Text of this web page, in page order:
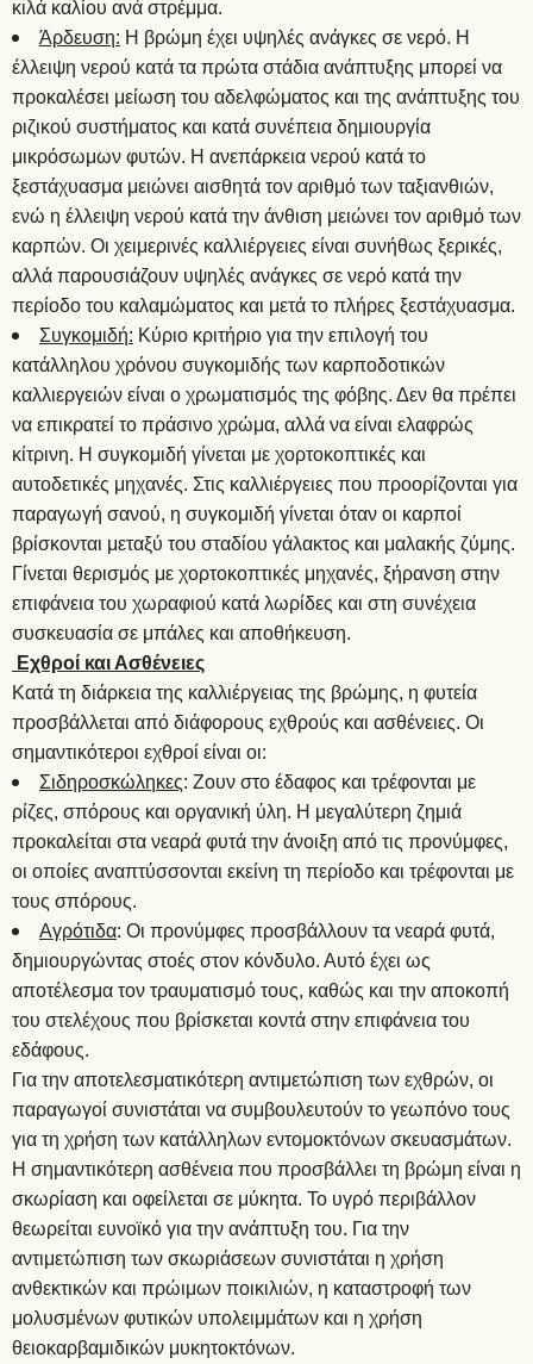
κιλά καλίου ανά στρέμμα.
Άρδευση: Η βρώμη έχει υψηλές ανάγκες σε νερό. Η
έλλειψη νερού κατά τα πρώτα στάδια ανάπτυξης μπορεί να
προκαλέσει μείωση του αδελφώματος και της ανάπτυξης του
ριζικού συστήματος και κατά συνέπεια δημιουργία
μικρόσωμων φυτών. Η ανεπάρκεια νερού κατά το
ξεστάχυασμα μειώνει αισθητά τον αριθμό των ταξιανθιών,
ενώ η έλλειψη νερού κατά την άνθιση μειώνει τον αριθμό των
καρπών. Οι χειμερινές καλλιέργειες είναι συνήθως ξερικές,
αλλά παρουσιάζουν υψηλές ανάγκες σε νερό κατά την
περίοδο του καλαμώματος και μετά το πλήρες ξεστάχυασμα.
Συγκομιδή: Κύριο κριτήριο για την επιλογή του
κατάλληλου χρόνου συγκομιδής των καρποδοτικών
καλλιεργειών είναι ο χρωματισμός της φόβης. Δεν θα πρέπει
να επικρατεί το πράσινο χρώμα, αλλά να είναι ελαφρώς
κίτρινη. Η συγκομιδή γίνεται με χορτοκοπτικές και
αυτοδετικές μηχανές. Στις καλλιέργειες που προορίζονται για
παραγωγή σανού, η συγκομιδή γίνεται όταν οι καρποί
βρίσκονται μεταξύ του σταδίου γάλακτος και μαλακής ζύμης.
Γίνεται θερισμός με χορτοκοπτικές μηχανές, ξήρανση στην
επιφάνεια του χωραφιού κατά λωρίδες και στη συνέχεια
συσκευασία σε μπάλες και αποθήκευση.
Εχθροί και Ασθένειες
Κατά τη διάρκεια της καλλιέργειας της βρώμης, η φυτεία
προσβάλλεται από διάφορους εχθρούς και ασθένειες. Οι
σημαντικότεροι εχθροί είναι οι:
Σιδηροσκώληκες: Ζουν στο έδαφος και τρέφονται με
ρίζες, σπόρους και οργανική ύλη. Η μεγαλύτερη ζημιά
προκαλείται στα νεαρά φυτά την άνοιξη από τις προνύμφες,
οι οποίες αναπτύσσονται εκείνη τη περίοδο και τρέφονται με
τους σπόρους.
Αγρότιδα: Οι προνύμφες προσβάλλουν τα νεαρά φυτά,
δημιουργώντας στοές στον κόνδυλο. Αυτό έχει ως
αποτέλεσμα τον τραυματισμό τους, καθώς και την αποκοπή
του στελέχους που βρίσκεται κοντά στην επιφάνεια του
εδάφους.
Για την αποτελεσματικότερη αντιμετώπιση των εχθρών, οι
παραγωγοί συνιστάται να συμβουλευτούν το γεωπόνο τους
για τη χρήση των κατάλληλων εντομοκτόνων σκευασμάτων.
Η σημαντικότερη ασθένεια που προσβάλλει τη βρώμη είναι η
σκωρίαση και οφείλεται σε μύκητα. Το υγρό περιβάλλον
θεωρείται ευνοϊκό για την ανάπτυξη του. Για την
αντιμετώπιση των σκωριάσεων συνιστάται η χρήση
ανθεκτικών και πρώιμων ποικιλιών, η καταστροφή των
μολυσμένων φυτικών υπολειμμάτων και η χρήση
θειοκαρβαμιδικών μυκητοκτόνων.